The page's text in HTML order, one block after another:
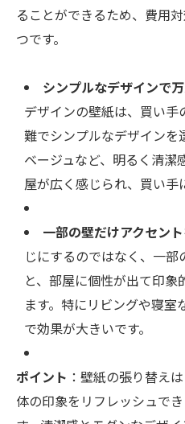
ることができるため、費用
つです。
シンプルなデザインで
デザインの壁紙は、買い
難でシンプルなデザインを
ベージュなど、明るく清潔
屋が広く感じられ、買い手
一部の壁だけアクセン
じにするのではなく、一
と、部屋に個性が出て印
ます。特にリビングや寝室
で効果が大きいです。
ポイント ：壁紙の張り替え
体の印象をリフレッシュで